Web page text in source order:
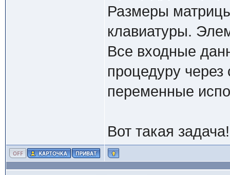
Размеры
клавиатуры.
Все входные
процедуру
переменные
Вот такая